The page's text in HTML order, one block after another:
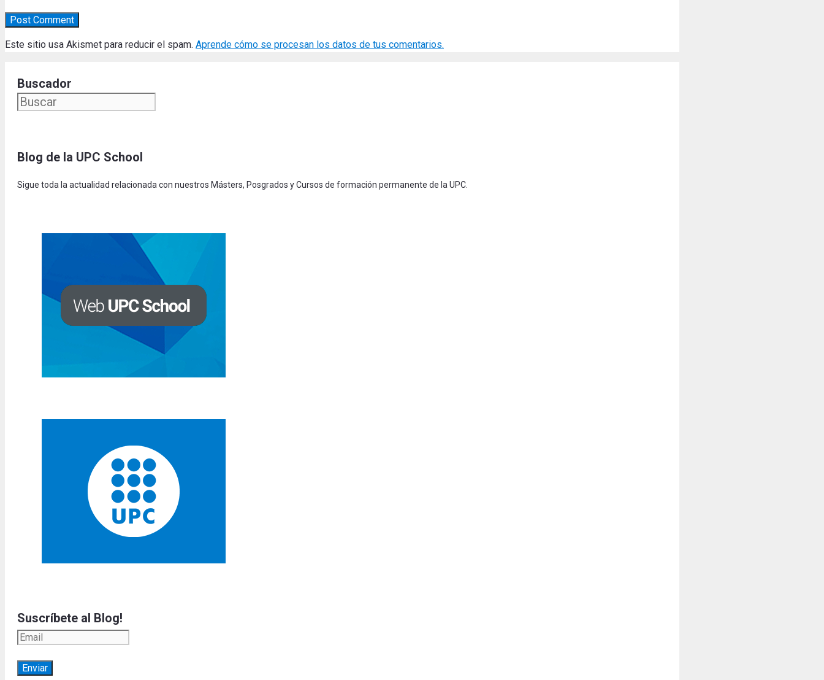
Este sitio usa Akismet para reducir el spam. Aprende cómo se procesan los datos de tus comentarios.
Buscador
Blog de la UPC School
Sigue toda la actualidad relacionada con nuestros Másters, Posgrados y Cursos de formación permanente de la UPC.
Suscríbete al Blog!